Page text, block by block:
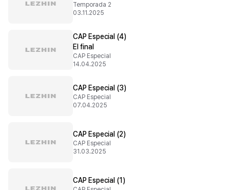
Temporada 2
03.11.2025
CAP Especial (4)
El final
CAP Especial
14.04.2025
CAP Especial (3)
CAP Especial
07.04.2025
CAP Especial (2)
CAP Especial
31.03.2025
CAP Especial (1)